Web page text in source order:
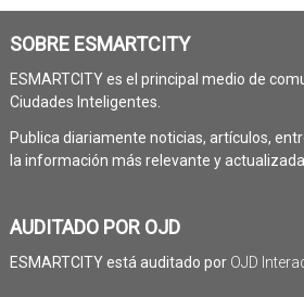
SOBRE ESMARTCITY
ESMARTCITY es el principal medio de
Ciudades Inteligentes.
Publica diariamente noticias, artículos,
la información más relevante y
AUDITADO POR OJD
ESMARTCITY está auditado por OJD